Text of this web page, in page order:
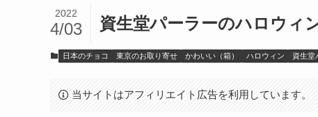
資生堂パーラーのハロウィ
2022
4/03
日本のチョコ 東京のお取り寄せ かわいい（箱） ハロウィン 資生堂
当サイトはアフィリエイト広告を利用しています。